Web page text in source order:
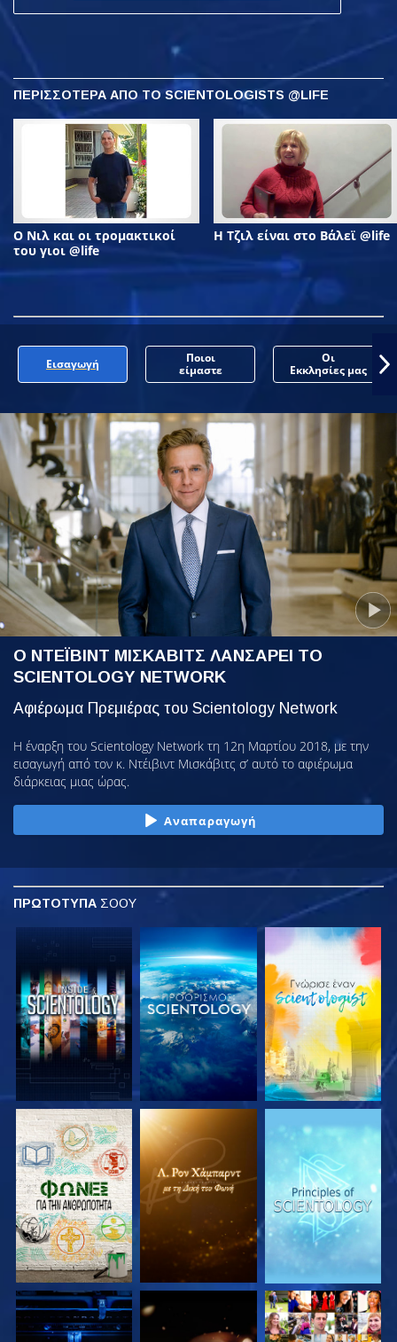
ΠΕΡΙΣΣΟΤΕΡΑ ΑΠΟ ΤΟ SCIENTOLOGISTS @LIFE
Ο Νιλ και οι τρομακτικοί
του γιοι @life
Η Τζιλ είναι στο Βάλεϊ @life
Εισαγωγή
Ποιοι
είμαστε
Οι
Εκκλησίες μας
Ο ΝΤΕΪΒΙΝΤ ΜΙΣΚΑΒΙΤΣ ΛΑΝΣΑΡΕΙ ΤΟ
SCIENTOLOGY NETWORK
Αφιέρωμα Πρεμιέρας του Scientology Network
Η έναρξη του Scientology Network τη 12η Μαρτίου 2018, με την
εισαγωγή από τον κ. Ντέιβιντ Μισκάβιτς σ’ αυτό το αφιέρωμα
διάρκειας μιας ώρας.
Αναπαραγωγή
ΠΡΩΤΟΤΥΠΑ ΣΟΟΥ
ΕΞΕΡΕΥΝΗΣΤΕ ΤΗ
ΣΕΙΡΑ
ΕΞΕΡΕΥΝΗΣΤΕ ΤΗ
ΣΕΙΡΑ
ΕΞΕΡΕΥΝΗΣΤΕ ΤΗ
ΣΕΙΡΑ